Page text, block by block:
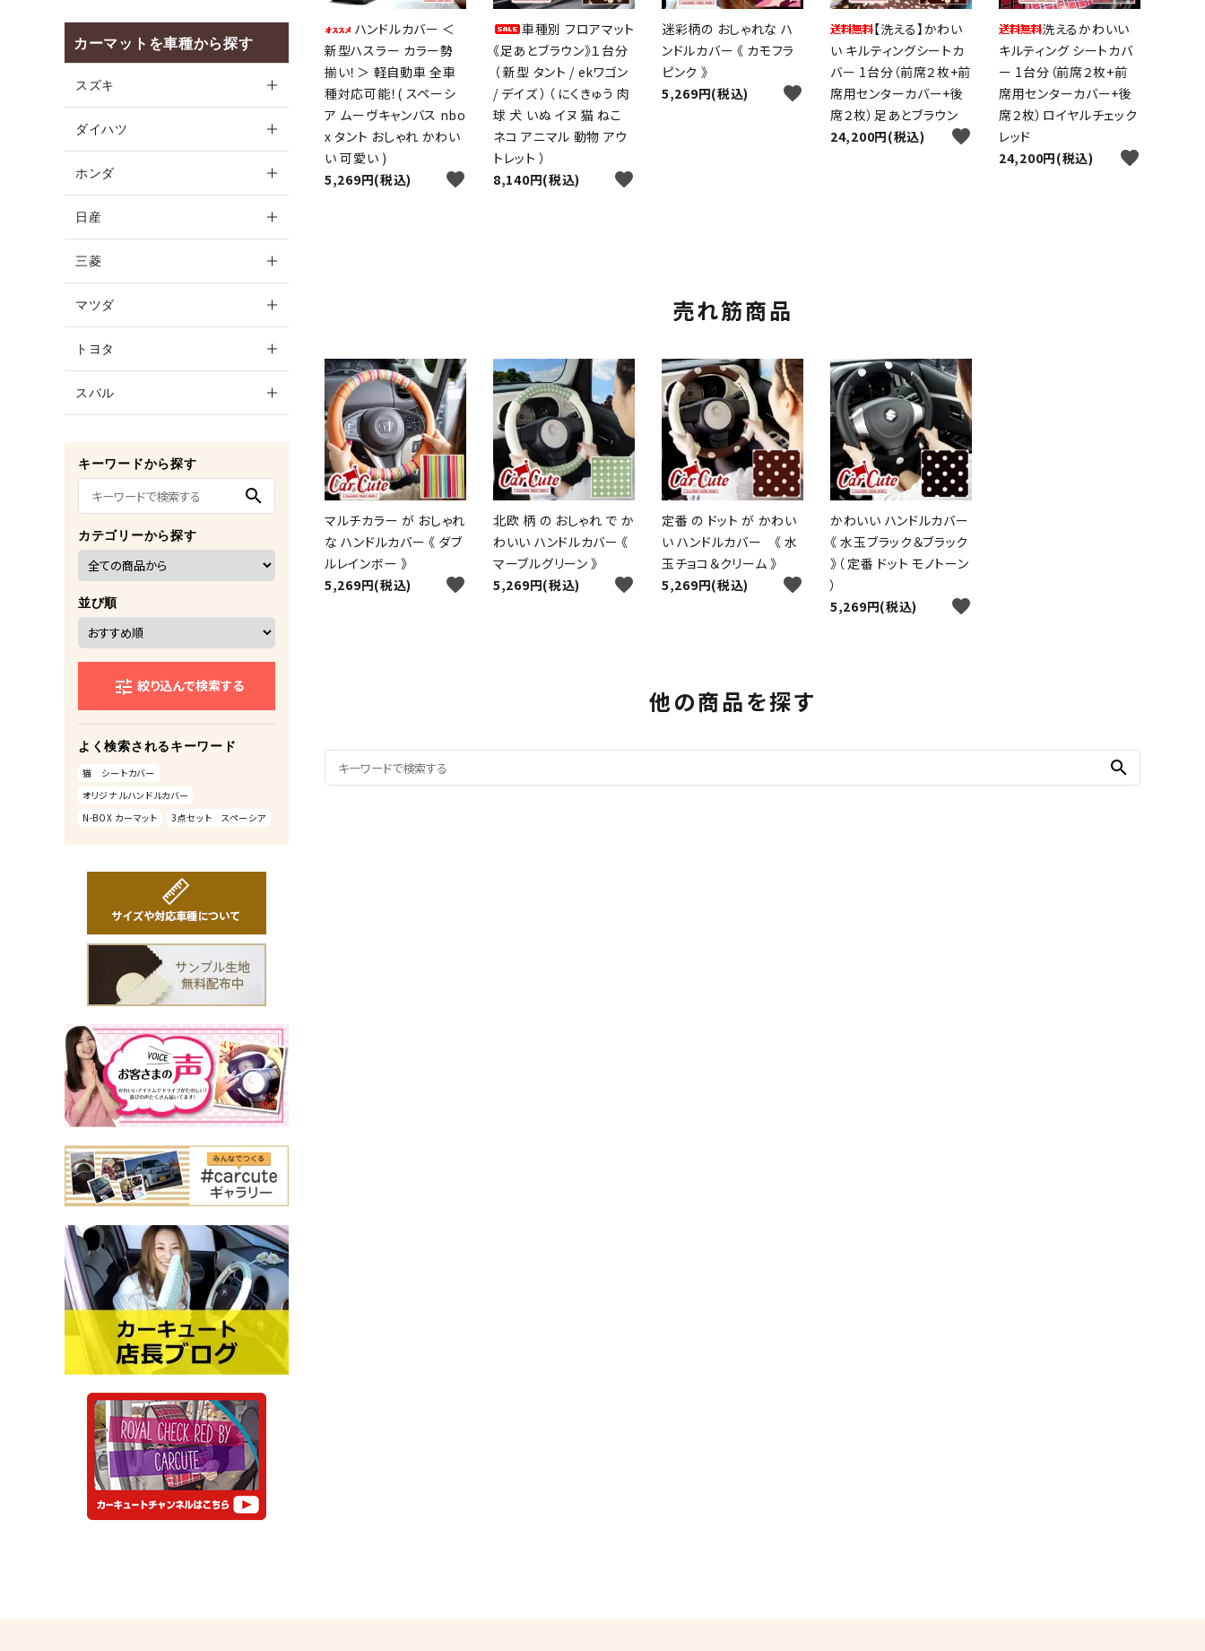
ハンドルカバー ＜
新型ハスラー カラー勢
揃い！＞ 軽自動車 全車
種対応可能！( スペーシ
ア ムーヴキャンバス nbo
x タント おしゃれ かわい
い 可愛い )
5,269円(税込)
favorite
車種別 フロアマット
《足あとブラウン》１台分
（ 新型 タント / ekワゴン
/ デイズ ）（ にくきゅう 肉
球 犬 いぬ イヌ 猫 ねこ
ネコ アニマル 動物 アウ
トレット ）
8,140円(税込)
favorite
迷彩柄の おしゃれな ハ
ンドルカバー 《 カモフラ
ピンク 》
5,269円(税込)
favorite
【洗える】かわい
い キルティングシートカ
バー 1台分（前席２枚+前
席用センターカバー+後
席２枚）足あとブラウン
24,200円(税込)
favorite
洗えるかわいい
キルティング シートカバ
ー 1台分（前席２枚+前
席用センターカバー+後
席２枚）ロイヤルチェック
レッド
24,200円(税込)
favorite
売れ筋商品
マルチカラー が おしゃれ
な ハンドルカバー 《 ダブ
ルレインボー 》
5,269円(税込)
favorite
北欧 柄 の おしゃれ で か
わいい ハンドルカバー 《
マーブルグリーン 》
5,269円(税込)
favorite
定番 の ドット が かわい
い ハンドルカバー 《 水
玉チョコ＆クリーム 》
5,269円(税込)
favorite
かわいい ハンドルカバー
《 水玉ブラック＆ブラック
》（ 定番 ドット モノトーン
）
5,269円(税込)
favorite
他の商品を探す
search
カーマットを車種から探す
スズキ
ダイハツ
ホンダ
日産
三菱
マツダ
トヨタ
スバル
キーワードから探す
search
カテゴリーから探す
並び順
tune 絞り込んで検索する
よく検索されるキーワード
猫 シートカバー
オリジナルハンドルカバー
N-BOX カーマット
3点セット スペーシア